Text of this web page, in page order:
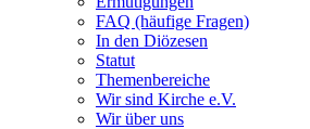
FAQ (häufige Fragen)
In den Diözesen
Statut
Themenbereiche
Wir sind Kirche e.V.
Wir über uns